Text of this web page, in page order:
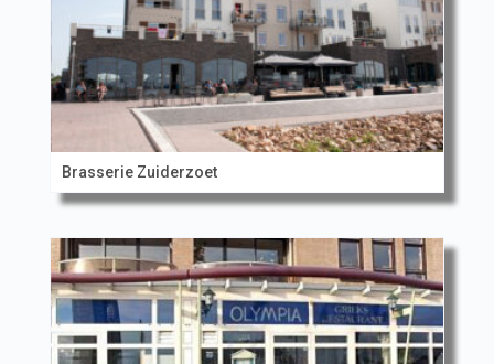
Brasserie Zuiderzoet